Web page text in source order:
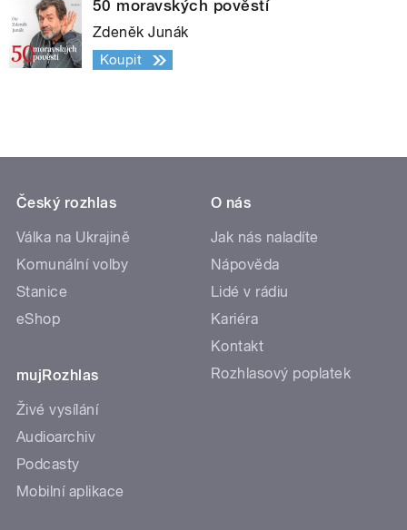
50 moravských pověstí
Zdeněk Junák
Koupit
Český rozhlas
Válka na Ukrajině
Komunální volby
Stanice
eShop
mujRozhlas
Živé vysílání
Audioarchiv
Podcasty
Mobilní aplikace
O nás
Jak nás naladíte
Nápověda
Lidé v rádiu
Kariéra
Kontakt
Rozhlasový poplatek